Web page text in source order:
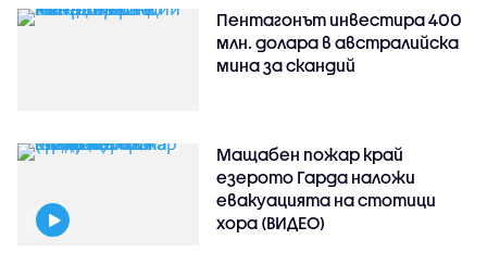
Пентагонът инвестира 400
млн. долара в австралийска
мина за скандий
Мащабен пожар край
езерото Гарда наложи
евакуацията на стотици
хора (ВИДЕО)